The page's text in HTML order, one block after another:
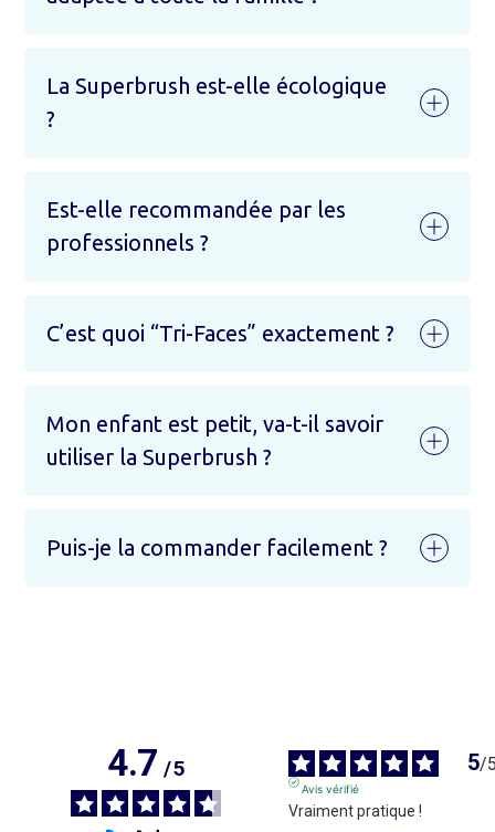
La Superbrush est-elle écologique
?
Est-elle recommandée par les
professionnels ?
C’est quoi “Tri-Faces” exactement ?
Mon enfant est petit, va-t-il savoir
utiliser la Superbrush ?
Puis-je la commander facilement ?
4.7/5 5/
Avis vérifié
Vraiment pratique !